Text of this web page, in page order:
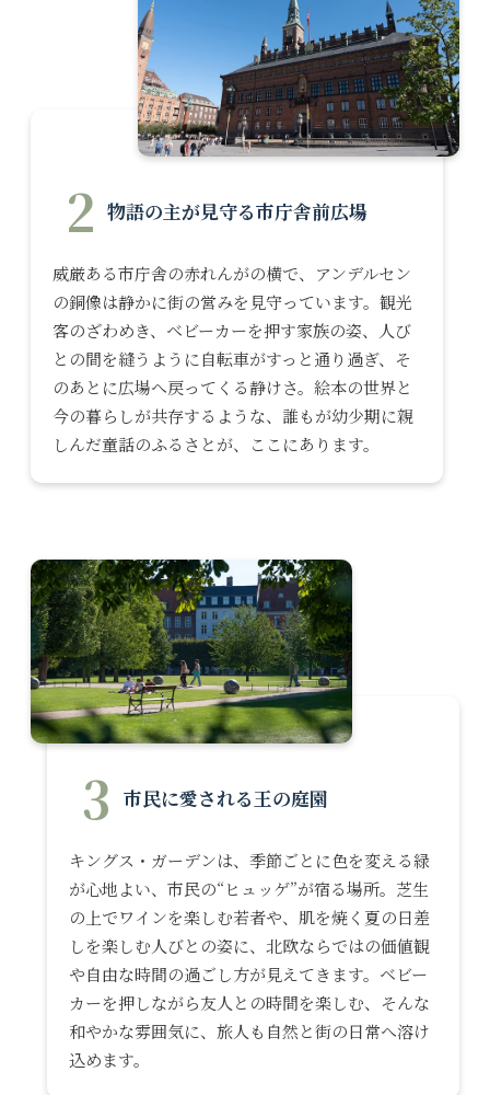
2 物語の主が見守る市庁舎前広場
威厳ある市庁舎の赤れんがの横で、アンデルセン
の銅像は静かに街の営みを見守っています。観光
客のざわめき、ベビーカーを押す家族の姿、人び
との間を縫うように自転車がすっと通り過ぎ、そ
のあとに広場へ戻ってくる静けさ。絵本の世界と
今の暮らしが共存するような、誰もが幼少期に親
しんだ童話のふるさとが、ここにあります。
3 市民に愛される王の庭園
キングス・ガーデンは、季節ごとに色を変える緑
が心地よい、市民の“ヒュッゲ”が宿る場所。芝生
の上でワインを楽しむ若者や、肌を焼く夏の日差
しを楽しむ人びとの姿に、北欧ならではの価値観
や自由な時間の過ごし方が見えてきます。ベビー
カーを押しながら友人との時間を楽しむ、そんな
和やかな雰囲気に、旅人も自然と街の日常へ溶け
込めます。